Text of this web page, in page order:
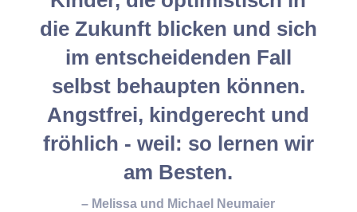
die Zukunft blicken und sich
im entscheidenden Fall
selbst behaupten können.
Angstfrei, kindgerecht und
fröhlich - weil: so lernen wir
am Besten.
– Melissa und Michael Neumaier